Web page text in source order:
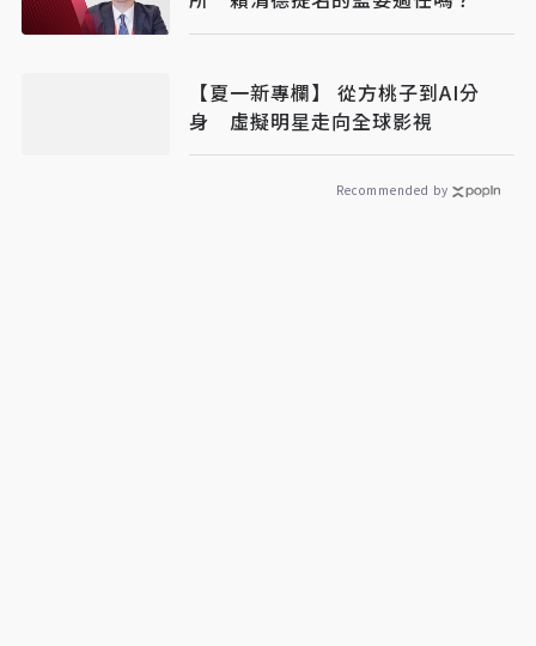
【夏一新專欄】 從方桃子到AI分
身 虛擬明星走向全球影視
Recommended by